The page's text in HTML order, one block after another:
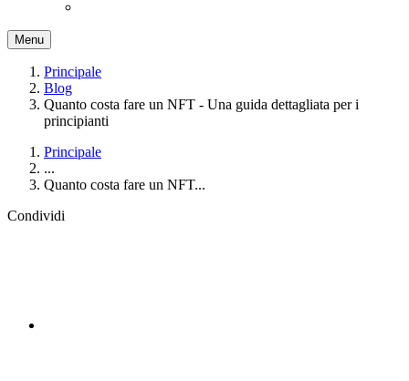
Menu
Principale
Blog
Quanto costa fare un NFT - Una guida dettagliata per i
principianti
Principale
...
Quanto costa fare un NFT...
Condividi